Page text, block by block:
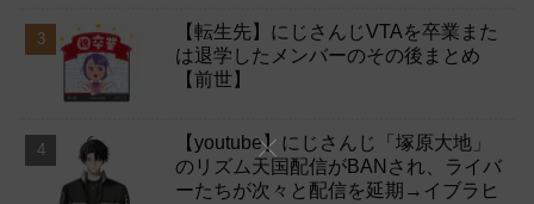
【転生先】にじさんじVTAを卒業また
は退学したメンバーのその後まとめ
【前世】
【youtube】にじさんじ「塚原大地」
のリズム天国配信がBANされ、ライバ
ーたちが次々と配信を延期→イブラヒ